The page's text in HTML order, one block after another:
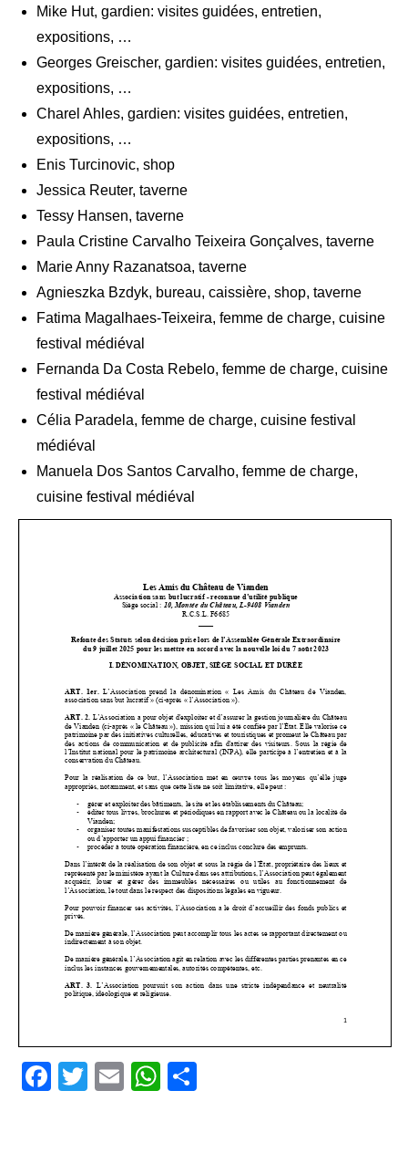
Mike Hut, gardien: visites guidées, entretien,
expositions, …
Georges Greischer, gardien: visites guidées, entretien,
expositions, …
Charel Ahles, gardien: visites guidées, entretien,
expositions, …
Enis Turcinovic, shop
Jessica Reuter, taverne
Tessy Hansen, taverne
Paula Cristine Carvalho Teixeira Gonçalves, taverne
Marie Anny Razanatsoa, taverne
Agnieszka Bzdyk, bureau, caissière, shop, taverne
Fatima Magalhaes-Teixeira, femme de charge, cuisine
festival médiéval
Fernanda Da Costa Rebelo, femme de charge, cuisine
festival médiéval
Célia Paradela, femme de charge, cuisine festival
médiéval
Manuela Dos Santos Carvalho, femme de charge,
cuisine festival médiéval
Facebook
Twitter
EmailWhatsApp